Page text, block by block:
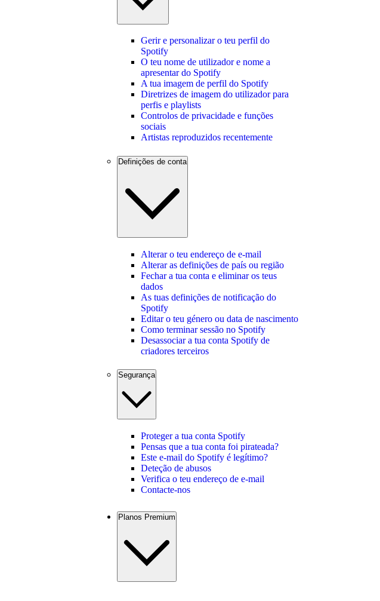
Gerir e personalizar o teu perfil do
Spotify
O teu nome de utilizador e nome a
apresentar do Spotify
A tua imagem de perfil do Spotify
Diretrizes de imagem do utilizador para
perfis e playlists
Controlos de privacidade e funções
sociais
Artistas reproduzidos recentemente
Definições de conta
Alterar o teu endereço de e-mail
Alterar as definições de país ou região
Fechar a tua conta e eliminar os teus
dados
As tuas definições de notificação do
Spotify
Editar o teu género ou data de nascimento
Como terminar sessão no Spotify
Desassociar a tua conta Spotify de
criadores terceiros
Segurança
Proteger a tua conta Spotify
Pensas que a tua conta foi pirateada?
Este e-mail do Spotify é legítimo?
Deteção de abusos
Verifica o teu endereço de e-mail
Contacte-nos
Planos Premium